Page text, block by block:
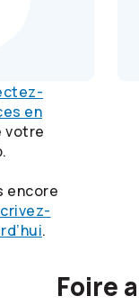
en
votre
encore
.
Foire